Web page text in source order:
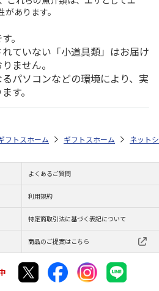
あります。
。
ていない「小道具類」はお届け
ません。
パソコンなどの環境により、実
す。
元・夏ギフト特集 2026 おすすめ ご当地
フトストア お中元・夏ギフト特集 2026
ホーム ギフトストア お中元・
ホーム ネット
よくあるご質問
利用規約
特定商取引法に基づく表記について
商品のご提案はこちら